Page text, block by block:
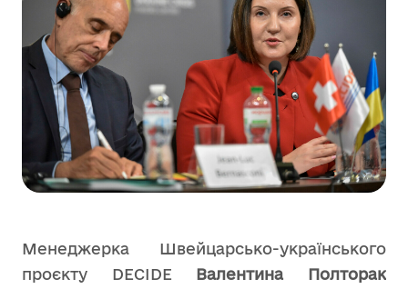
Менеджерка Швейцарсько-українського
проєкту DECIDE Валентина Полторак